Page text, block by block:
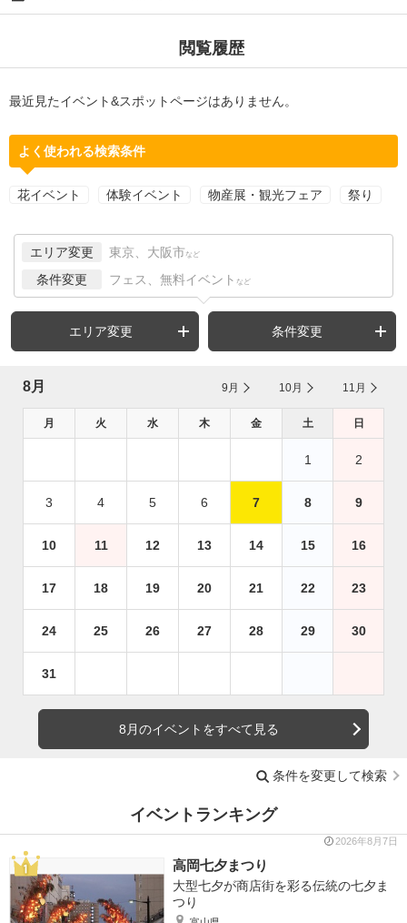
閲覧履歴
最近見たイベント&スポットページはありません。
よく使われる検索条件
花イベント 体験イベント 物産展・観光フェア 祭り
エリア変更 東京、大阪市 など
条件変更 フェス、無料イベント など
エリア変更 条件変更
8月 9月 10月 11月
月 火 水 木 金 土 日
1 2
3 4 5 6 7 8 9
10 11 12 13 14 15 16
17 18 19 20 21 22 23
24 25 26 27 28 29 30
31
8月のイベントをすべて見る
条件を変更して検索
イベントランキング
2026年8月7日
高岡七夕まつり
大型七夕が商店街を彩る伝統の七夕ま
つり